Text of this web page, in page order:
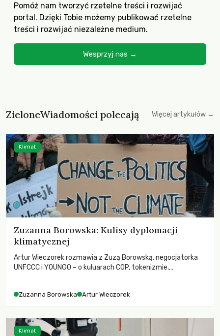
Pomóż nam tworzyć rzetelne treści i rozwijać
portal. Dzięki Tobie możemy publikować rzetelne
treści i rozwijać niezależne medium.
Wesprzyj nas →
ZieloneWiadomości polecają Więcej artykułów →
Zuzanna Borowska: Kulisy dyplomacji
klimatycznej
Artur Wieczorek rozmawia z Zuzą Borowską, negocjatorka
UNFCCC i YOUNGO – o kuluarach COP, tokenizmie,
Zuzanna Borowska Artur Wieczorek
Klimat
Klimat